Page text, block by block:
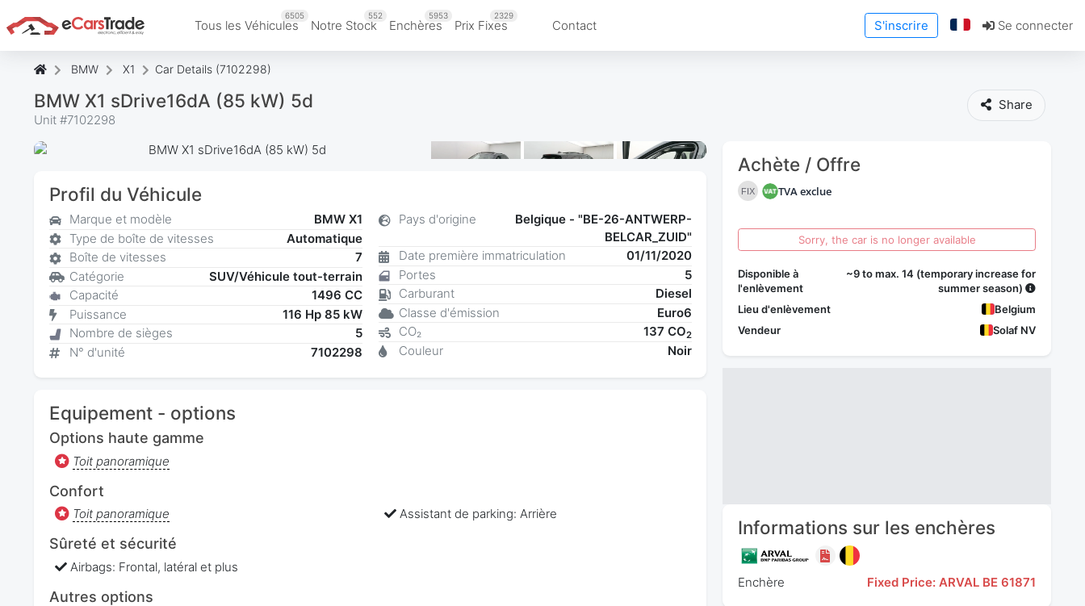
Tous les Véhicules
6505
Notre Stock
552
Enchères
5953
Prix Fixes
2329
Contact S'inscrire Se connecter
BMW X1 Car Details (7102298)
BMW X1 sDrive16dA (85 kW) 5d
Unit #7102298
Share
Achète / Offre
FIX TVA exclue
Sorry, the car is no longer available
Disponible à
l'enlèvement
~9 to max. 14 (temporary increase for
summer season)
Lieu d'enlèvement
Belgium
Vendeur
Solaf NV
Informations sur les enchères
Enchère Fixed Price: ARVAL BE 61871
Connectez-vous pour voir toutes les
Profil du Véhicule
Marque et modèle
BMW X1
Type de boîte de vitesses
Automatique
Boîte de vitesses
7
Catégorie
SUV/Véhicule tout-terrain
Capacité
1496 CC
Puissance
116 Hp 85 kW
Nombre de sièges
5
N° d'unité
7102298
Pays d'origine
Belgique - "BE-26-ANTWERP-
BELCAR_ZUID"
Date première immatriculation
01/11/2020
Portes
5
Carburant
Diesel
Classe d'émission
Euro6
CO₂
137 CO2
Couleur Noir
Equipement - options
Options haute gamme
Toit panoramique
Confort
Toit panoramique Assistant de parking: Arrière
Sûreté et sécurité
Airbags: Frontal, latéral et plus
Autres options